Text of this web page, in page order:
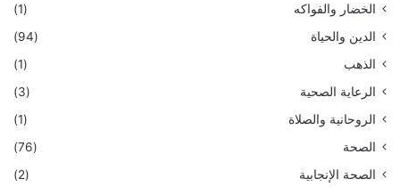
الخضار والفواكه
(1)
الدين والحياة
(94)
الذهب
(1)
الرعاية الصحية
(3)
الروحانية والصلاة
(1)
الصحة
(76)
الصحة الإنجابية
(2)